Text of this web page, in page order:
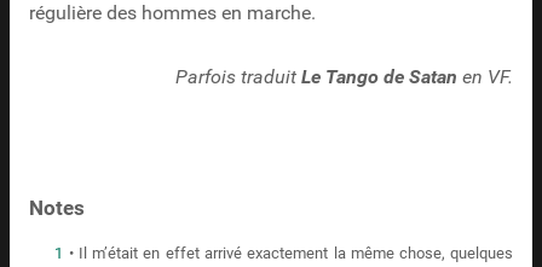
régulière des hommes en marche.
Parfois traduitLe Tango de Satan en VF.
Notes
1 • Il m’était en effet arrivé exactement la même chose, quelques